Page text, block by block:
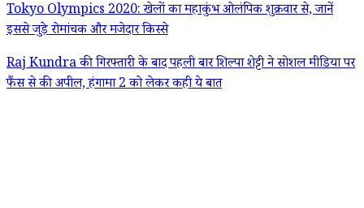
Tokyo Olympics 2020: खेलों का महाकुंभ ओलंपिक शुक्रवार से, जानें
इससे जुड़े रोमांचक और मजेदार किस्से
Raj Kundra की गिरफ्तारी के बाद पहली बार शिल्पा शेट्टी ने सोशल मीडिया पर
फैंस से की अपील, हंगामा 2 को लेकर कही ये बात